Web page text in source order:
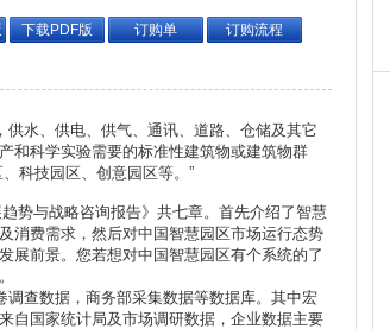
下载PDF版 订购单 订购流程
水、供电、供气、通讯、道路、仓储及其它
和科学实验需要的标准性建筑物或建筑物群
科技园区、创意园区等。”
势与战略咨询报告》共七章。首先介绍了智慧
消费需求，然后对中国智慧园区市场运行态势
展前景。您若想对中国智慧园区有个系统的了
查数据，商务部采集数据等数据库。其中宏
自国家统计局及市场调研数据，企业数据主要